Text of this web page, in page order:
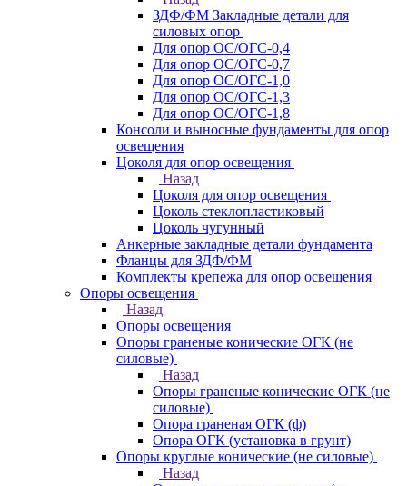
ЗДФ/ФМ Закладные детали для
силовых опор
Для опор ОС/ОГС-0,4
Для опор ОС/ОГС-0,7
Для опор ОС/ОГС-1,0
Для опор ОС/ОГС-1,3
Для опор ОС/ОГС-1,8
Консоли и выносные фундаменты для опор
освещения
Цоколя для опор освещения
Назад
Цоколя для опор освещения
Цоколь стеклопластиковый
Цоколь чугунный
Анкерные закладные детали фундамента
Фланцы для ЗДФ/ФМ
Комплекты крепежа для опор освещения
Опоры освещения
Назад
Опоры освещения
Опоры граненые конические ОГК (не
силовые)
Назад
Опоры граненые конические ОГК (не
силовые)
Опора граненая ОГК (ф)
Опора ОГК (установка в грунт)
Опоры круглые конические (не силовые)
Назад